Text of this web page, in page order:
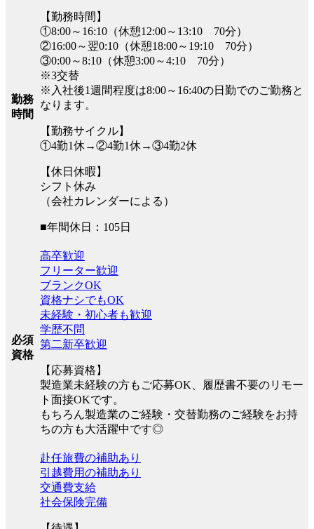
勤務
時間
【勤務時間】
①8:00～16:10（休憩12:00～13:10 70分）
②16:00～翌0:10（休憩18:00～19:10 70分）
③0:00～8:10（休憩3:00～4:10 70分）
※3交替
※入社後1週間程度は8:00～16:40の日勤でのご勤務と
なります。
【勤務サイクル】
①4勤1休→②4勤1休→③4勤2休
【休日休暇】
シフト休み
（会社カレンダーによる）
■年間休日：105日
必須
資格
高卒歓迎
フリーター歓迎
ブランクOK
資格ナシでもOK
未経験・初心者も歓迎
学歴不問
第二新卒歓迎
【応募資格】
製造業未経験の方もご応募OK、履歴書不要のリモー
ト面接OKです。
もちろん製造業のご経験・交替勤務のご経験をお持
ちの方も大活躍中です◎
赴任旅費の補助あり
引越費用の補助あり
交通費支給
社会保険完備